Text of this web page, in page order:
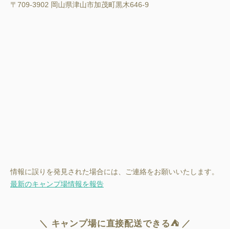
〒709-3902 岡山県津山市加茂町黒木646-9
情報に誤りを発見された場合には、ご連絡をお願いいたします。
最新のキャンプ場情報を報告
＼ キャンプ場に直接配送できる⛺ ／